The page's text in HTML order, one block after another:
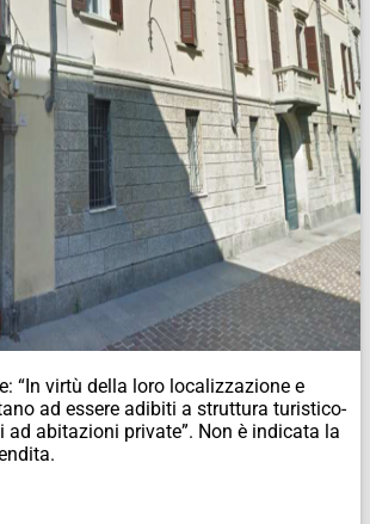
“In virtù della loro localizzazione e
ad essere adibiti a struttura turistico-
ad abitazioni private”. Non è indicata la